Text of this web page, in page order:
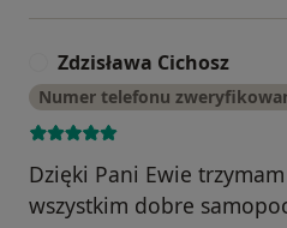
Zdzisława Cichosz
Numer telefonu
Dzięki Pani Ewie
wszystkim dobre